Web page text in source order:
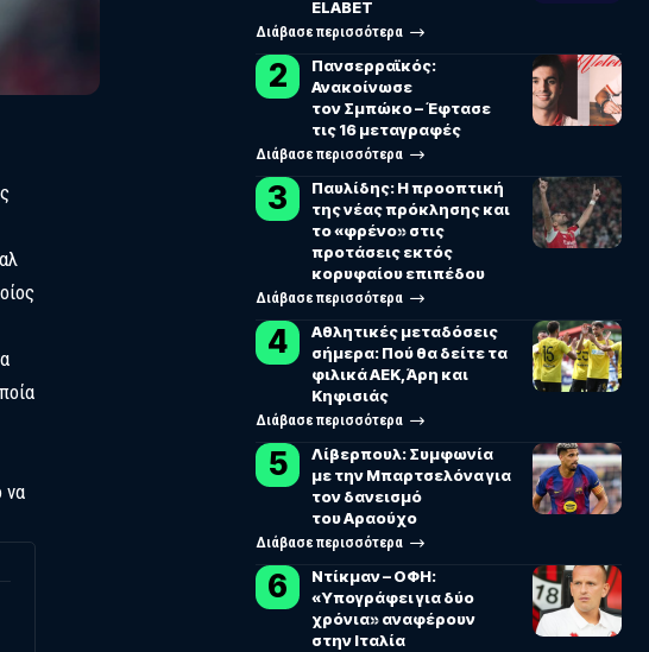
να
ELABET
Διάβασε περισσότερα
Πανσερραϊκός:
Ανακοίνωσε
τον Σμπώκο – Έφτασε
τις 16 μεταγραφές
Διάβασε περισσότερα
Παυλίδης: Η προοπτική
της νέας πρόκλησης και
το «φρένο» στις
προτάσεις εκτός
κορυφαίου επιπέδου
Διάβασε περισσότερα
Αθλητικές μεταδόσεις
σήμερα: Πού θα δείτε τα
φιλικά ΑΕΚ, Άρη και
Κηφισιάς
Διάβασε περισσότερα
Λίβερπουλ: Συμφωνία
με την Μπαρτσελόνα για
τον δανεισμό
του Αραούχο
Διάβασε περισσότερα
Ντίκμαν – ΟΦΗ:
«Υπογράφει για δύο
χρόνια» αναφέρουν
στην Ιταλία